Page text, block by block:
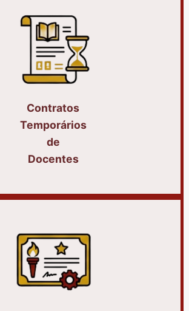
Contratos
Temporários
de
Docentes